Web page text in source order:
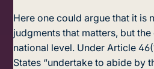
Here one could argue that it is
judgments that matters, but
national level. Under Article
States “undertake to abide by